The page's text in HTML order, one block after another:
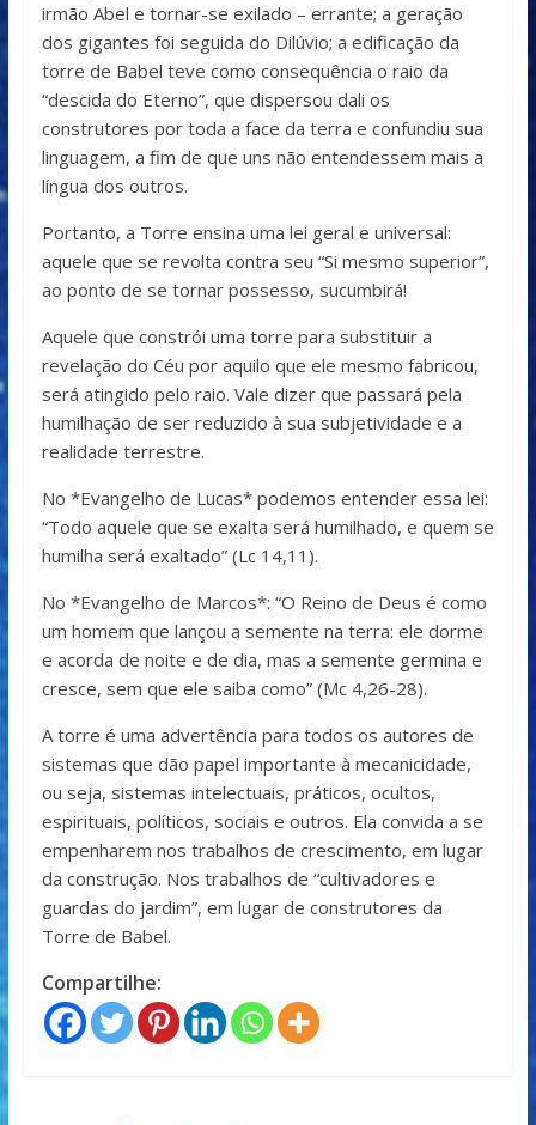
irmão Abel e tornar-se exilado – errante; a geração
dos gigantes foi seguida do Dilúvio; a edificação da
torre de Babel teve como consequência o raio da
“descida do Eterno”, que dispersou dali os
construtores por toda a face da terra e confundiu sua
linguagem, a fim de que uns não entendessem mais a
língua dos outros.
Portanto, a Torre ensina uma lei geral e universal:
aquele que se revolta contra seu “Si mesmo superior”,
ao ponto de se tornar possesso, sucumbirá!
Aquele que constrói uma torre para substituir a
revelação do Céu por aquilo que ele mesmo fabricou,
será atingido pelo raio. Vale dizer que passará pela
humilhação de ser reduzido à sua subjetividade e a
realidade terrestre.
No *Evangelho de Lucas* podemos entender essa lei:
“Todo aquele que se exalta será humilhado, e quem se
humilha será exaltado” (Lc 14,11).
No *Evangelho de Marcos*: “O Reino de Deus é como
um homem que lançou a semente na terra: ele dorme
e acorda de noite e de dia, mas a semente germina e
cresce, sem que ele saiba como” (Mc 4,26-28).
A torre é uma advertência para todos os autores de
sistemas que dão papel importante à mecanicidade,
ou seja, sistemas intelectuais, práticos, ocultos,
espirituais, políticos, sociais e outros. Ela convida a se
empenharem nos trabalhos de crescimento, em lugar
da construção. Nos trabalhos de “cultivadores e
guardas do jardim”, em lugar de construtores da
Torre de Babel.
Compartilhe: